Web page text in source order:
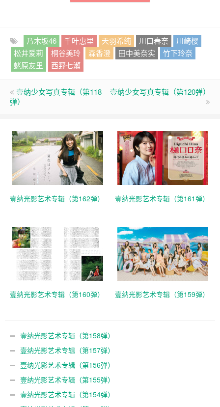
乃木坂46 千叶惠里 天羽希纯 川口春奈
川崎樱
松井爱莉
桐谷美玲 森香澄 田中美奈实
竹下玲奈
蛯原友里
西野七瀬
壹纳少女写真专辑（第118
弹）
壹纳少女写真专辑（第120弹）
壹纳光影艺术专辑（第162弹） 壹纳光影艺术专辑（第161弹）
壹纳光影艺术专辑（第160弹） 壹纳光影艺术专辑（第159弹）
壹纳光影艺术专辑（第158弹）
壹纳光影艺术专辑（第157弹）
壹纳光影艺术专辑（第156弹）
壹纳光影艺术专辑（第155弹）
壹纳光影艺术专辑（第154弹）